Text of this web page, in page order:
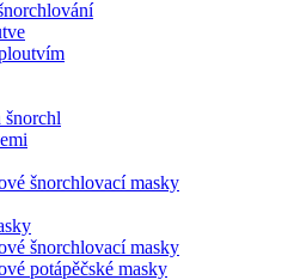
šnorchl
šnorchlovací masky
šnorchlovací masky
potápěčské masky